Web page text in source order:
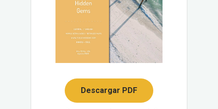
Descargar PDF